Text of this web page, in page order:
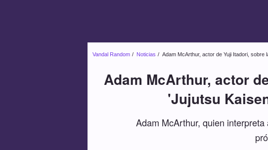
Vandal Random Noticias Adam McArthur, actor de Yuji Itadori,
Adam McArthur, actor
'Jujutsu
Adam McArthur, quien